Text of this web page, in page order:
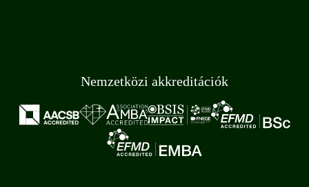
Nemzetközi akkreditációk